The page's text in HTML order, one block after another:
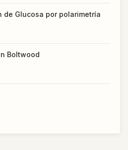
de Glucosa por polarimetría
Boltwood